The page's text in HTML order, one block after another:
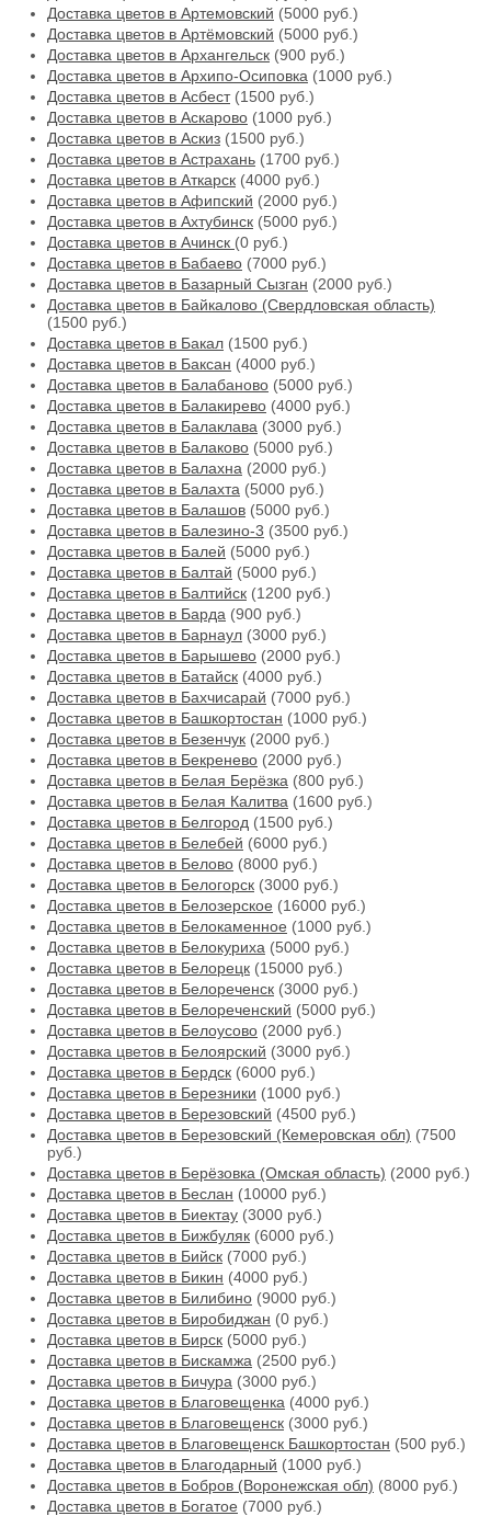
Доставка цветов в Артемовский (5000 руб.)
Доставка цветов в Артёмовский (5000 руб.)
Доставка цветов в Архангельск (900 руб.)
Доставка цветов в Архипо-Осиповка (1000 руб.)
Доставка цветов в Асбест(1500 руб.)
Доставка цветов в Аскарово (1000 руб.)
Доставка цветов в Аскиз (1500 руб.)
Доставка цветов в Астрахань (1700 руб.)
Доставка цветов в Аткарск (4000 руб.)
Доставка цветов в Афипский (2000 руб.)
Доставка цветов в Ахтубинск (5000 руб.)
Доставка цветов в Ачинск (0 руб.)
Доставка цветов в Бабаево (7000 руб.)
Доставка цветов в Базарный Сызган (2000 руб.)
Доставка цветов в Байкалово (Свердловская область)
(1500 руб.)
Доставка цветов в Бакал (1500 руб.)
Доставка цветов в Баксан (4000 руб.)
Доставка цветов в Балабаново (5000 руб.)
Доставка цветов в Балакирево (4000 руб.)
Доставка цветов в Балаклава (3000 руб.)
Доставка цветов в Балаково (5000 руб.)
Доставка цветов в Балахна (2000 руб.)
Доставка цветов в Балахта (5000 руб.)
Доставка цветов в Балашов (5000 руб.)
Доставка цветов в Балезино-3 (3500 руб.)
Доставка цветов в Балей (5000 руб.)
Доставка цветов в Балтай (5000 руб.)
Доставка цветов в Балтийск (1200 руб.)
Доставка цветов в Барда (900 руб.)
Доставка цветов в Барнаул (3000 руб.)
Доставка цветов в Барышево (2000 руб.)
Доставка цветов в Батайск (4000 руб.)
Доставка цветов в Бахчисарай (7000 руб.)
Доставка цветов в Башкортостан (1000 руб.)
Доставка цветов в Безенчук (2000 руб.)
Доставка цветов в Бекренево (2000 руб.)
Доставка цветов в Белая Берёзка (800 руб.)
Доставка цветов в Белая Калитва (1600 руб.)
Доставка цветов в Белгород (1500 руб.)
Доставка цветов в Белебей (6000 руб.)
Доставка цветов в Белово (8000 руб.)
Доставка цветов в Белогорск (3000 руб.)
Доставка цветов в Белозерское (16000 руб.)
Доставка цветов в Белокаменное (1000 руб.)
Доставка цветов в Белокуриха (5000 руб.)
Доставка цветов в Белорецк (15000 руб.)
Доставка цветов в Белореченск (3000 руб.)
Доставка цветов в Белореченский (5000 руб.)
Доставка цветов в Белоусово (2000 руб.)
Доставка цветов в Белоярский (3000 руб.)
Доставка цветов в Бердск (6000 руб.)
Доставка цветов в Березники (1000 руб.)
Доставка цветов в Березовский (4500 руб.)
Доставка цветов в Березовский (Кемеровская обл) (7500
руб.)
Доставка цветов в Берёзовка (Омская область) (2000 руб.)
Доставка цветов в Беслан (10000 руб.)
Доставка цветов в Биектау (3000 руб.)
Доставка цветов в Бижбуляк (6000 руб.)
Доставка цветов в Бийск (7000 руб.)
Доставка цветов в Бикин (4000 руб.)
Доставка цветов в Билибино (9000 руб.)
Доставка цветов в Биробиджан (0 руб.)
Доставка цветов в Бирск (5000 руб.)
Доставка цветов в Бискамжа (2500 руб.)
Доставка цветов в Бичура (3000 руб.)
Доставка цветов в Благовещенка (4000 руб.)
Доставка цветов в Благовещенск (3000 руб.)
Доставка цветов в Благовещенск Башкортостан (500 руб.)
Доставка цветов в Благодарный (1000 руб.)
Доставка цветов в Бобров (Воронежская обл) (8000 руб.)
Доставка цветов в Богатое (7000 руб.)